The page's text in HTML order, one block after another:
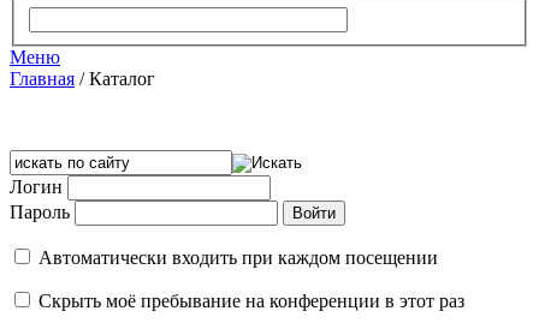
Меню
Главная /Каталог
Логин
Пароль
Автоматически входить при каждом посещении
Скрыть моё пребывание на конференции в этот раз